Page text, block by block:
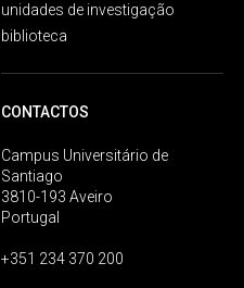
unidades de investigação
biblioteca
CONTACTOS
Campus Universitário de
Santiago
3810-193 Aveiro
Portugal
+351 234 370 200